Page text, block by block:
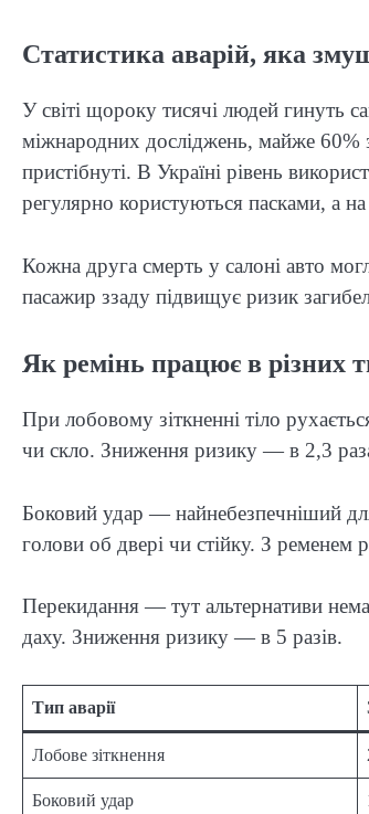
Статистика аварій, яка
У світі щороку тисячі людей гинуть
міжнародних досліджень, майже 60%
пристібнуті. В Україні рівень
регулярно користуються пасками, а
Кожна друга смерть у салоні авто
пасажир ззаду підвищує ризик
Як ремінь працює в різних
При лобовому зіткненні тіло
чи скло. Зниження ризику — в 2,3
Боковий удар — найнебезпечніший
голови об двері чи стійку. З ременем
Перекидання — тут альтернативи
даху. Зниження ризику — в 5 разів.
Тип аварії
Лобове зіткнення
Боковий удар